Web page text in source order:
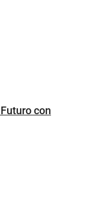
con